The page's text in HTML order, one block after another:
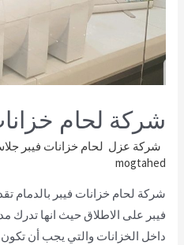
شركة لحام
شركة عزل لحام خزانات فيبر
mogtahed
شركة لحام خزانات فيبر بالدمام
فيبر على الاطلاق حيث انها تدرك
داخل الخزانات والتي يجب أن